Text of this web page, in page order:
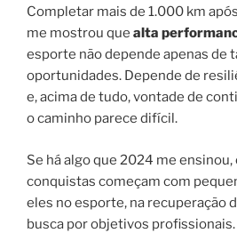
Completar mais de 1.000 km
me mostrou que alta
esporte não depende apenas de
oportunidades. Depende de
e, acima de tudo, vontade de
o caminho parece difícil.
Se há algo que 2024 me ensinou,
conquistas começam com
eles no esporte, na recuperação
busca por objetivos profissionais.